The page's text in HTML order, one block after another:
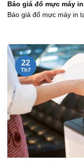
Báo giá đổ mực máy
Báo giá đổ mực máy in
22
Th7